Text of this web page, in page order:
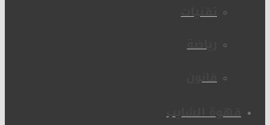
تقنيات
رياضة
قانون
قهوة الشايب